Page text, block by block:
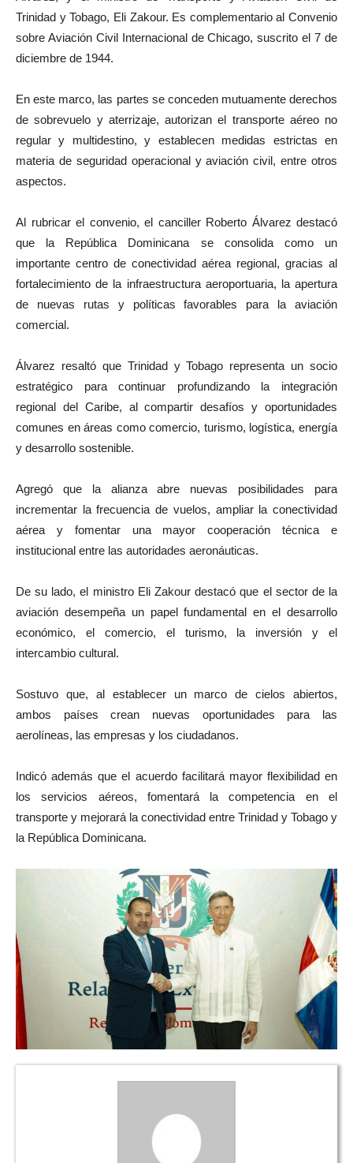
Trinidad y Tobago, Eli Zakour. Es complementario al Convenio
sobre Aviación Civil Internacional de Chicago, suscrito el 7 de
diciembre de 1944.
En este marco, las partes se conceden mutuamente derechos
de sobrevuelo y aterrizaje, autorizan el transporte aéreo no
regular y multidestino, y establecen medidas estrictas en
materia de seguridad operacional y aviación civil, entre otros
aspectos.
Al rubricar el convenio, el canciller Roberto Álvarez destacó
que la República Dominicana se consolida como un
importante centro de conectividad aérea regional, gracias al
fortalecimiento de la infraestructura aeroportuaria, la apertura
de nuevas rutas y políticas favorables para la aviación
comercial.
Álvarez resaltó que Trinidad y Tobago representa un socio
estratégico para continuar profundizando la integración
regional del Caribe, al compartir desafíos y oportunidades
comunes en áreas como comercio, turismo, logística, energía
y desarrollo sostenible.
Agregó que la alianza abre nuevas posibilidades para
incrementar la frecuencia de vuelos, ampliar la conectividad
aérea y fomentar una mayor cooperación técnica e
institucional entre las autoridades aeronáuticas.
De su lado, el ministro Eli Zakour destacó que el sector de la
aviación desempeña un papel fundamental en el desarrollo
económico, el comercio, el turismo, la inversión y el
intercambio cultural.
Sostuvo que, al establecer un marco de cielos abiertos,
ambos países crean nuevas oportunidades para las
aerolíneas, las empresas y los ciudadanos.
Indicó además que el acuerdo facilitará mayor flexibilidad en
los servicios aéreos, fomentará la competencia en el
transporte y mejorará la conectividad entre Trinidad y Tobago y
la República Dominicana.